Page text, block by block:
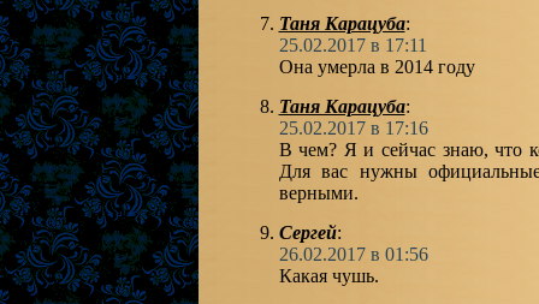
Таня Карацуба:
25.02.2017 в 17:11
Она умерла в 2014 году
Таня Карацуба:
25.02.2017 в 17:16
В чем? Я и сейчас знаю, что
Для вас нужны
верными.
Сергей:
26.02.2017 в 01:56
Какая чушь.